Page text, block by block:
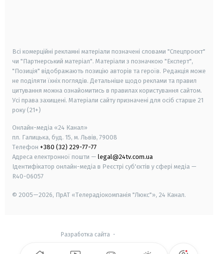
Всі комерційні рекламні матеріали позначені словами "Спецпроєкт"
чи "Партнерський матеріал". Матеріали з позначкою "Експерт",
"Позиція" відображають позицію авторів та героїв. Редакція може
не поділяти їхніх поглядів. Детальніше щодо реклами та правил
цитування можна ознайомитись в правилах користування сайтом.
Усі права захищені. Матеріали сайту призначені для осіб старше 21
року (21+)
Онлайн-медіа «24 Канал»
пл. Галицька, буд. 15, м. Львів, 79008
Телефон +380 (32) 229-77-77
Адреса електронної пошти — legal@24tv.com.ua
Ідентифікатор онлайн-медіа в Реєстрі суб'єктів у сфері медіа —
R40-06057
© 2005—2026, ПрАТ «Телерадіокомпанія "Люкс"», 24 Канал.
Разработка сайта -